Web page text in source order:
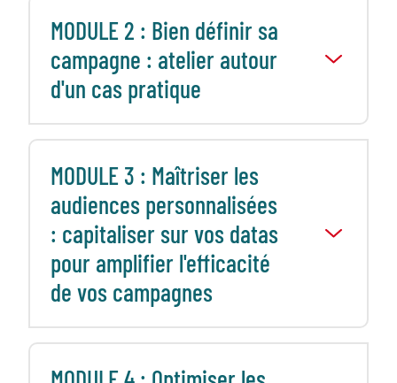
MODULE 2 : Bien définir sa
campagne : atelier autour
d'un cas pratique
MODULE 3 : Maîtriser les
audiences personnalisées
: capitaliser sur vos datas
pour amplifier l'efficacité
de vos campagnes